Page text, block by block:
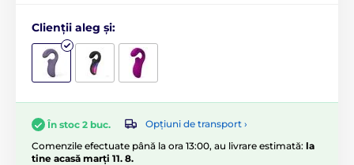
Clienții aleg și:
În stoc 2 buc.
Opțiuni de transport ›
Comenzile efectuate până la ora 13:00, au livrare estimată: la
tine acasă marți 11. 8.